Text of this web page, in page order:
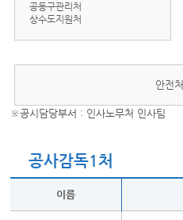
공동구관리처
상수도지원처
안전처
※공시담당부서 : 인사노무처 인사팀
공사감독1처
이름